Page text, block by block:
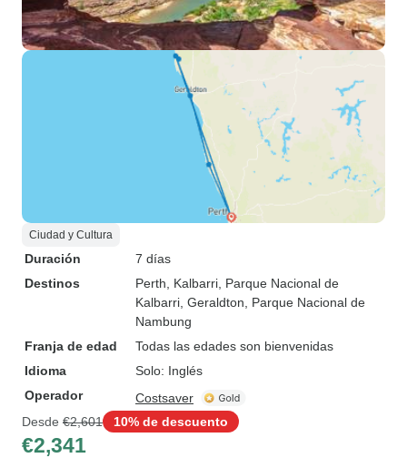
Ciudad y Cultura
Duración
7 días
Destinos
Perth , Kalbarri , Parque Nacional de
Kalbarri , Geraldton , Parque Nacional de
Nambung
Franja de edad
Todas las edades son bienvenidas
Idioma
Solo: Inglés
Operador
Costsaver
Desde €2,601 10% de descuento
€2,341